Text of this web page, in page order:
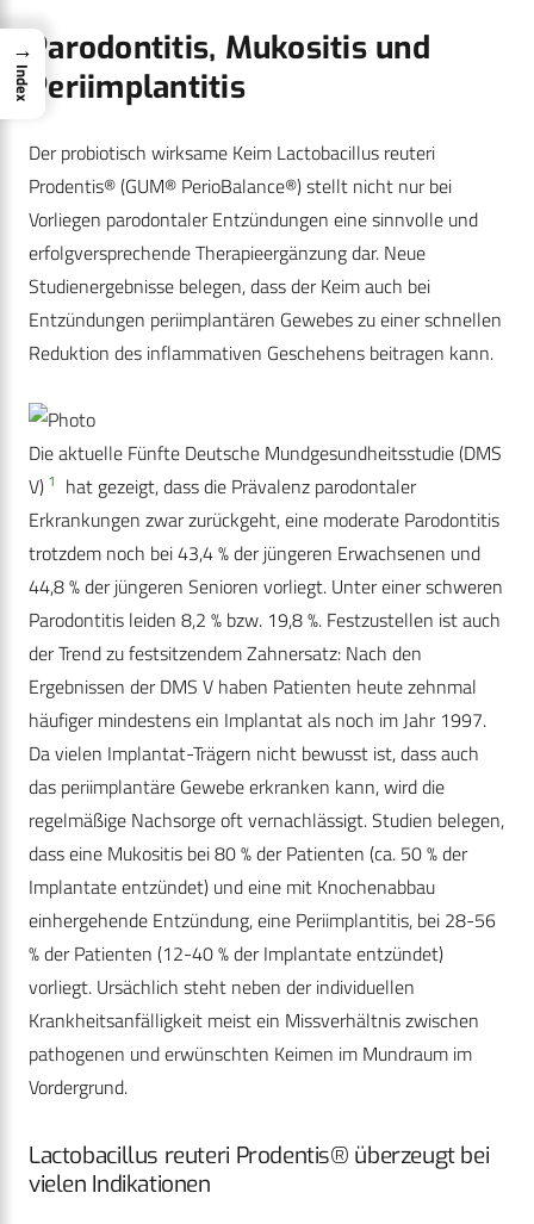
Parodontitis, Mukositis und
Periimplantitis
Der probiotisch wirksame Keim Lactobacillus reuteri
Prodentis® (GUM® PerioBalance®) stellt nicht nur bei
Vorliegen parodontaler Entzündungen eine sinnvolle und
erfolgversprechende Therapieergänzung dar. Neue
Studienergebnisse belegen, dass der Keim auch bei
Entzündungen periimplantären Gewebes zu einer schnellen
Reduktion des inflammativen Geschehens beitragen kann.
Die aktuelle Fünfte Deutsche Mundgesundheitsstudie (DMS
V) 1 hat gezeigt, dass die Prävalenz parodontaler
Erkrankungen zwar zurückgeht, eine moderate Parodontitis
trotzdem noch bei 43,4 % der jüngeren Erwachsenen und
44,8 % der jüngeren Senioren vorliegt. Unter einer schweren
Parodontitis leiden 8,2 % bzw. 19,8 %. Festzustellen ist auch
der Trend zu festsitzendem Zahnersatz: Nach den
Ergebnissen der DMS V haben Patienten heute zehnmal
häufiger mindestens ein Implantat als noch im Jahr 1997.
Da vielen Implantat-Trägern nicht bewusst ist, dass auch
das periimplantäre Gewebe erkranken kann, wird die
regelmäßige Nachsorge oft vernachlässigt. Studien belegen,
dass eine Mukositis bei 80 % der Patienten (ca. 50 % der
Implantate entzündet) und eine mit Knochenabbau
einhergehende Entzündung, eine Periimplantitis, bei 28-56
% der Patienten (12-40 % der Implantate entzündet)
vorliegt. Ursächlich steht neben der individuellen
Krankheitsanfälligkeit meist ein Missverhältnis zwischen
pathogenen und erwünschten Keimen im Mundraum im
Vordergrund.
Lactobacillus reuteri Prodentis® überzeugt bei
vielen Indikationen
→
Index